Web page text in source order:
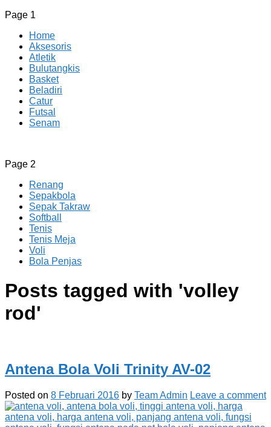
Page 1
Home
Aksesoris
Atletik
Bulutangkis
Basket
Beladiri
Catur
Futsal
Senam
CV JAYA BERSAMA Co Id
Menyediakan Semua Perlengkapan Olahraga Yang
Page 2
Renang
Sepakbola
Sepak Takraw
Softball
Tenis
Tenis Meja
Voli
Bola Penjas
Posts tagged with 'volley
rod'
Antena Bola Voli Trinity AV-02
Posted on 8 Februari 2016 by Team Admin Leave a comment